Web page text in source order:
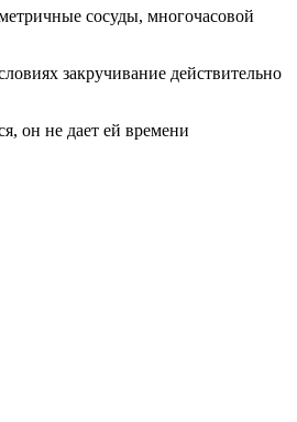
сосуды, многочасовой
закручивание действительно
он не дает ей времени